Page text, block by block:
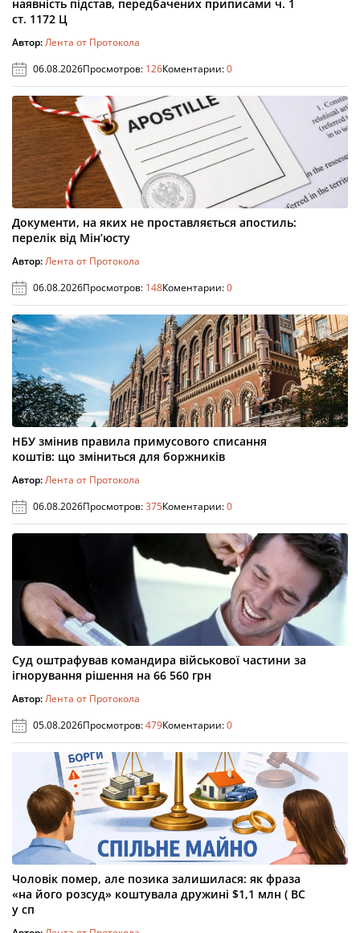
наявність підстав, передбачених приписами ч. 1
ст. 1172 Ц
Автор:Лента от Протокола
06.08.2026Просмотров: 126Коментарии:0
Документи, на яких не проставляється апостиль:
перелік від Мін’юсту
Автор:Лента от Протокола
06.08.2026Просмотров: 148Коментарии:0
НБУ змінив правила примусового списання
коштів: що зміниться для боржників
Автор:Лента от Протокола
06.08.2026Просмотров:375Коментарии:0
Суд оштрафував командира військової частини за
ігнорування рішення на 66 560 грн
Автор:Лента от Протокола
05.08.2026Просмотров:479Коментарии:0
Чоловік помер, але позика залишилася: як фраза
«на його розсуд» коштувала дружині $1,1 млн ( ВС
у сп